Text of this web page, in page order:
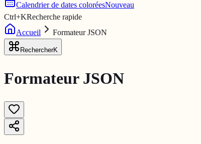
Calendrier de dates coloréesNouveau
Ctrl+KRecherche rapide
Accueil
Formateur JSON
RechercherK
Formateur JSON